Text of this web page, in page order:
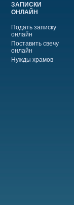
ЗАПИСКИ
ОНЛАЙН
Подать записку
онлайн
Поставить свечу
онлайн
Нужды храмов